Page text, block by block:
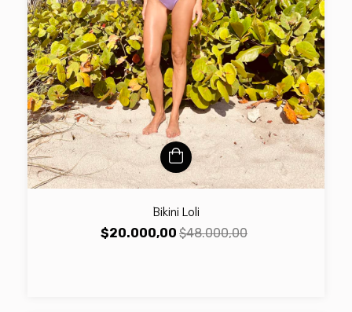
Bikini Loli
$20.000,00 $48.000,00